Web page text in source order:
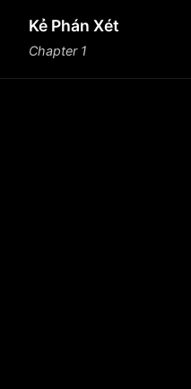
Kẻ Phán Xét
Chapter 1